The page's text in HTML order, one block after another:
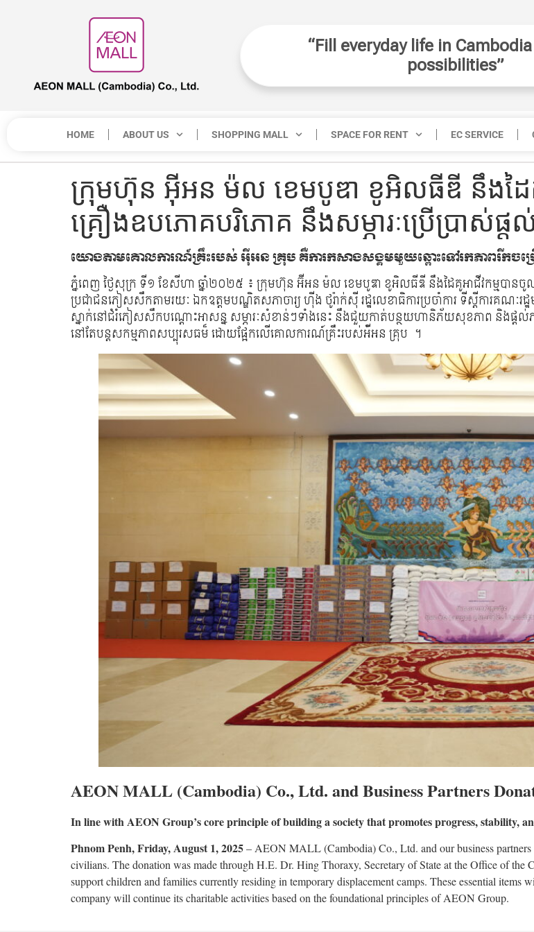
“Fill everyday life in
possibilities”
HOME ABOUT US SHOPPING MALL SPACE FOR RENT EC SERVICE
ក្រុមហ៊ុន អ៊ីអន ម៉ល ខេមបូឌា ខូអិលធីឌី នឹងដៃគូ
គ្រឿងឧបភោគបរិភោគ នឹងសម្ភារៈប្រើប្រាស់
យោងតាមគោលការណ៍គ្រឹះរបស់ អ៉ីអន គ្រុប គឺការកសាងសង្គមមួយឆ្ពោះទៅរកភាពរីកចម្រ
ភ្នំពេញ ថ្ងៃសុក្រ ទី១ ខែសីហា ឆ្នាំ២០២៥​ ៖ ក្រុមហ៊ុន អ៊ីអន ម៉ល ខេមបូឌា ខូអិលធីឌី នឹងដៃគូអាជីវកម្មបានចូលរួ
ប្រជាជនភៀសសឹកតាមរយៈ ឯកឧត្តមបណ្ឌិតសភាចារ្យ​ ហ៊ីង​ ថូរ៉ាក់ស៊ី រដ្ឋលេខាធិការប្រចាំការ ទីស្តីការគណៈរដ្ឋ
ស្នាក់នៅជំរំភៀសសឹកបណ្ដោះ​អាសន្ន​​​ សម្ភារៈសំខាន់ៗទាំងនេះ នឹងជួយកាត់បន្ថយហានិភ័យសុខភាព និងផ្
នៅតែបន្តសកម្មភាពសប្បុរសធម៏ ដោយផ្អែកលើគោលការណ៍គ្រឹះរបស់អ៉ីអន គ្រុប ។
AEON MALL (Cambodia) Co., Ltd. and Business Partners
In line with AEON Group’s core principle of building a society that promotes progress, stability,
Phnom Penh, Friday, August 1, 2025– AEON MALL (Cambodia) Co., Ltd. and our business partners
civilians. The donation was made through H.E. Dr. Hing Thoraxy, Secretary of State at the Office of
support children and families currently residing in temporary displacement camps. These essential items
company will continue its charitable activities based on the foundational principles of AEON Group.